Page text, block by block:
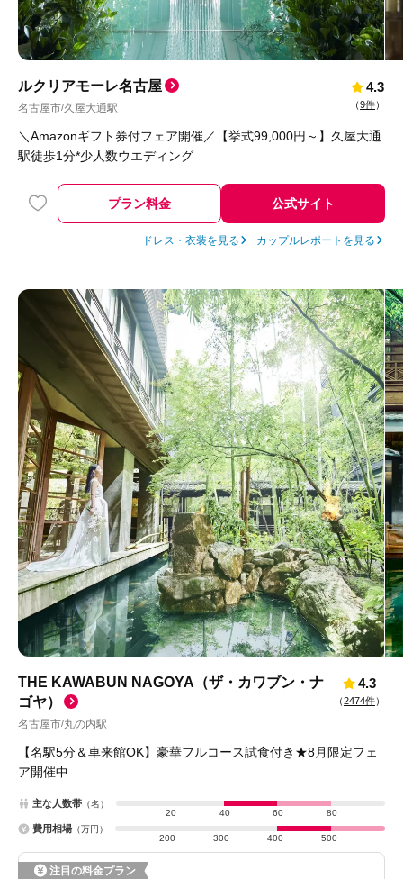
ルクリアモーレ名古屋
名古屋市/久屋大通駅
4.3
（9件）
＼Amazonギフト券付フェア開催／【挙式99,000円～】久屋大通
駅徒歩1分*少人数ウエディング
プラン料金 公式サイト
ドレス・衣装を見る カップルレポートを見る
THE KAWABUN NAGOYA（ザ・カワブン・ナ
ゴヤ）
名古屋市/丸の内駅
4.3
（2474件）
【名駅5分＆車来館OK】豪華フルコース試食付き★8月限定フェ
ア開催中
主な人数帯 （名）
20
40 60 80
費用相場 （万円）
200
300 400 500
注目の料金プラン